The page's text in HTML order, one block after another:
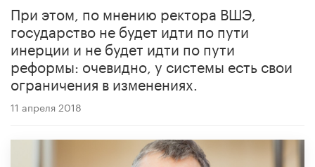
При этом, по мнению ректора ВШЭ,
государство не будет идти по пути
инерции и не будет идти по пути
реформы: очевидно, у системы есть свои
ограничения в изменениях.
11 апреля 2018